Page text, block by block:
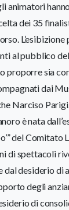
animatori
dei 35
al pubblico
proporre sia
dai
Narciso
è nata
del Comitato
di spettacoli
dal desiderio di
degli
di